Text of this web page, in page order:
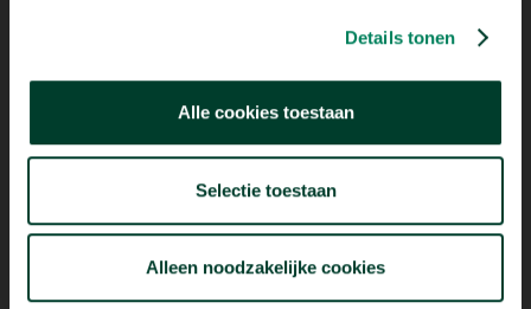
Details tonen
Alle cookies toestaan
Selectie toestaan
Alleen noodzakelijke cookies